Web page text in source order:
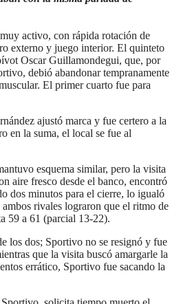
activo, con rápida rotación de
externo y juego interior. El quinteto
Oscar Guillamondegui, que, por
debió abandonar tempranamente
El primer cuarto fue para
ajustó marca y fue certero a la
en la suma, el local se fue al
esquema similar, pero la visita
aire fresco desde el banco, encontró
dos minutos para el cierre, lo igualó
rivales lograron que el ritmo de
59 a 61 (parcial 13-22).
los dos; Sportivo no se resignó y fue
que la visita buscó amargarle la
errático, Sportivo fue sacando la